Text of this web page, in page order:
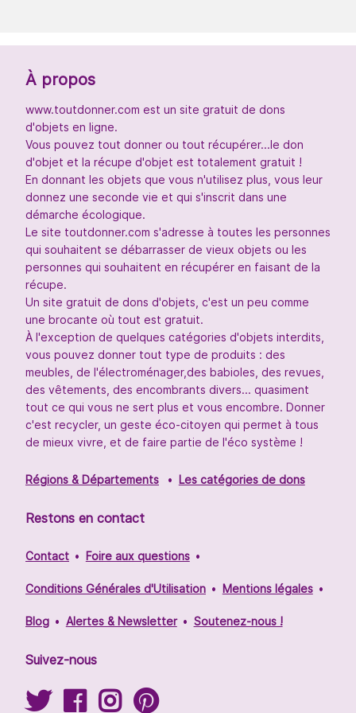
À propos
www.toutdonner.com est un site gratuit de dons
d'objets en ligne.
Vous pouvez tout donner ou tout récupérer...le don
d'objet et la récupe d'objet est totalement gratuit !
En donnant les objets que vous n'utilisez plus, vous leur
donnez une seconde vie et qui s'inscrit dans une
démarche écologique.
Le site toutdonner.com s'adresse à toutes les personnes
qui souhaitent se débarrasser de vieux objets ou les
personnes qui souhaitent en récupérer en faisant de la
récupe.
Un site gratuit de dons d'objets, c'est un peu comme
une brocante où tout est gratuit.
À l'exception de quelques catégories d'objets interdits,
vous pouvez donner tout type de produits : des
meubles, de l'électroménager,des babioles, des revues,
des vêtements, des encombrants divers... quasiment
tout ce qui vous ne sert plus et vous encombre. Donner
c'est recycler, un geste éco-citoyen qui permet à tous
de mieux vivre, et de faire partie de l'éco système !
Régions & Départements Les catégories de dons
Restons en contact
Contact Foire aux questions
Conditions Générales d'Utilisation Mentions légales
Blog Alertes & Newsletter Soutenez-nous !
Suivez-nous